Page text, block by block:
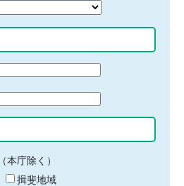
本庁除く）
揖斐地域